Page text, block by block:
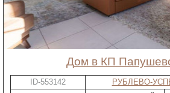
дом в КП
ID-553142
РУБЛЕВО-